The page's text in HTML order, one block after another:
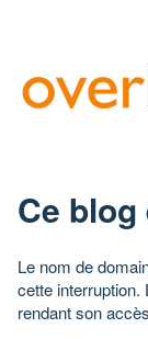
Ce
Le nom de
cette interruption.
rendant son